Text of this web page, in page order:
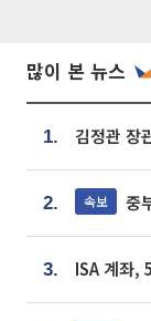
많이 본 뉴스
1.
2. 속보 중
3. ISA 계좌,